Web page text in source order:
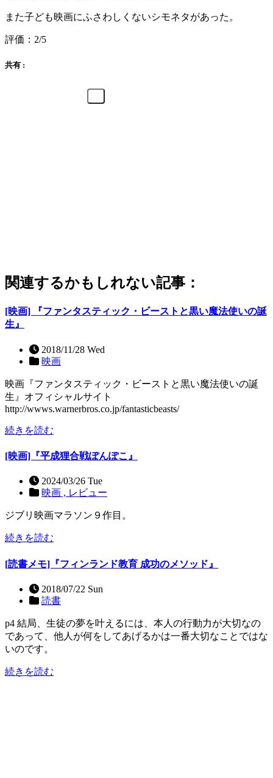
また子ども映画にふさわしくないシモネタがあった。
評価：2/5
共有 :
関連するかもしれない記事：
[映画] 『ファンタスティック・ビーストと黒い魔法使いの誕
生』
2018/11/28 Wed
映画
映画『ファンタスティック・ビーストと黒い魔法使いの誕
生』オフィシャルサイト
http://wwws.warnerbros.co.jp/fantasticbeasts/
続きを読む
[映画]『平成狸合戦ぽんぽこ』
2024/03/26 Tue
映画 , レビュー
ジブリ映画マラソン９作目。
続きを読む
[読書メモ]『フィンランド教育 成功のメソッド』
2018/07/22 Sun
読書
p4 結局、生徒の夢を叶えるには、本人の行動力が大切なの
であって、他人が何をしてあげるかは一番大切なことではな
いのです。
続きを読む